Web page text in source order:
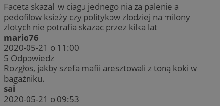
Faceta skazali w ciagu jednego nia za palenie a
pedofilow ksieży czy politykow zlodziej na milony
zlotych nie potrafia skazac przez kilka lat
mario76
2020-05-21 o 11:00
5 Odpowiedz
Rozgłos, jakby szefa mafii aresztowali z toną koki w
bagażniku.
sai
2020-05-21 o 09:53